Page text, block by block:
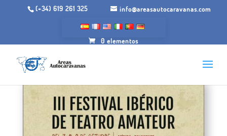
(+34) 619 261 325 info@areasautocaravanas.com
0 elementos